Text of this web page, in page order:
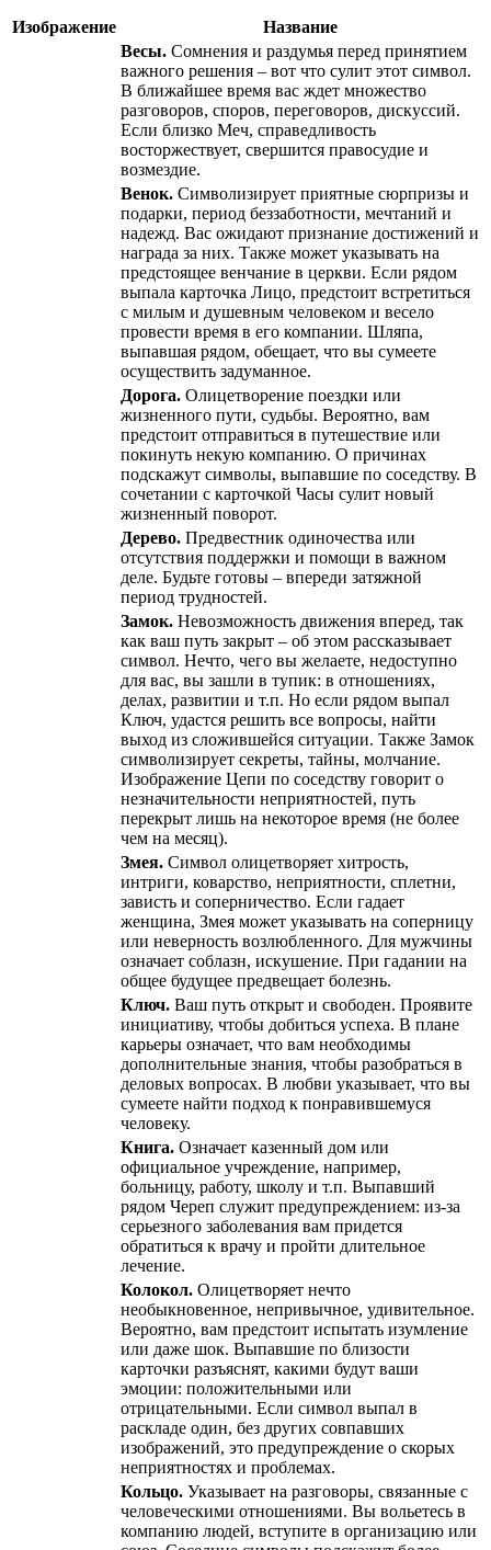
Изображение
Название
Весы. Сомнения и раздумья перед принятием
важного решения – вот что сулит этот символ.
В ближайшее время вас ждет множество
разговоров, споров, переговоров, дискуссий.
Если близко Меч, справедливость
восторжествует, свершится правосудие и
возмездие.
Венок. Символизирует приятные сюрпризы и
подарки, период беззаботности, мечтаний и
надежд. Вас ожидают признание достижений и
награда за них. Также может указывать на
предстоящее венчание в церкви. Если рядом
выпала карточка Лицо, предстоит встретиться
с милым и душевным человеком и весело
провести время в его компании. Шляпа,
выпавшая рядом, обещает, что вы сумеете
осуществить задуманное.
Дорога. Олицетворение поездки или
жизненного пути, судьбы. Вероятно, вам
предстоит отправиться в путешествие или
покинуть некую компанию. О причинах
подскажут символы, выпавшие по соседству. В
сочетании с карточкой Часы сулит новый
жизненный поворот.
Дерево. Предвестник одиночества или
отсутствия поддержки и помощи в важном
деле. Будьте готовы – впереди затяжной
период трудностей.
Замок. Невозможность движения вперед, так
как ваш путь закрыт – об этом рассказывает
символ. Нечто, чего вы желаете, недоступно
для вас, вы зашли в тупик: в отношениях,
делах, развитии и т.п. Но если рядом выпал
Ключ, удастся решить все вопросы, найти
выход из сложившейся ситуации. Также Замок
символизирует секреты, тайны, молчание.
Изображение Цепи по соседству говорит о
незначительности неприятностей, путь
перекрыт лишь на некоторое время (не более
чем на месяц).
Змея. Символ олицетворяет хитрость,
интриги, коварство, неприятности, сплетни,
зависть и соперничество. Если гадает
женщина, Змея может указывать на соперницу
или неверность возлюбленного. Для мужчины
означает соблазн, искушение. При гадании на
общее будущее предвещает болезнь.
Ключ. Ваш путь открыт и свободен. Проявите
инициативу, чтобы добиться успеха. В плане
карьеры означает, что вам необходимы
дополнительные знания, чтобы разобраться в
деловых вопросах. В любви указывает, что вы
сумеете найти подход к понравившемуся
человеку.
Книга. Означает казенный дом или
официальное учреждение, например,
больницу, работу, школу и т.п. Выпавший
рядом Череп служит предупреждением: из-за
серьезного заболевания вам придется
обратиться к врачу и пройти длительное
лечение.
Колокол. Олицетворяет нечто
необыкновенное, непривычное, удивительное.
Вероятно, вам предстоит испытать изумление
или даже шок. Выпавшие по близости
карточки разъяснят, какими будут ваши
эмоции: положительными или
отрицательными. Если символ выпал в
раскладе один, без других совпавших
изображений, это предупреждение о скорых
неприятностях и проблемах.
Кольцо. Указывает на разговоры, связанные с
человеческими отношениями. Вы вольетесь в
компанию людей, вступите в организацию или